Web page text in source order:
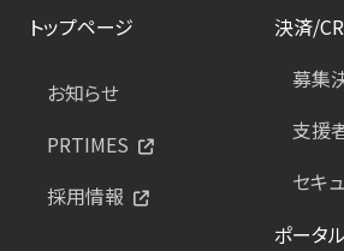
トップページ
お知らせ
PRTIMES
採用情報
決済/
募集
支援
セキ
ポータ